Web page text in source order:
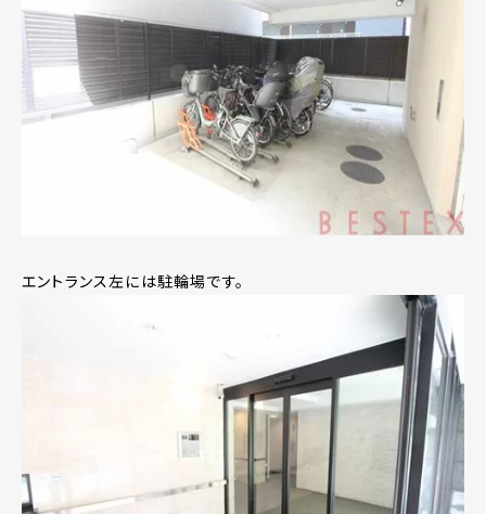
エントランス左には駐輪場です。